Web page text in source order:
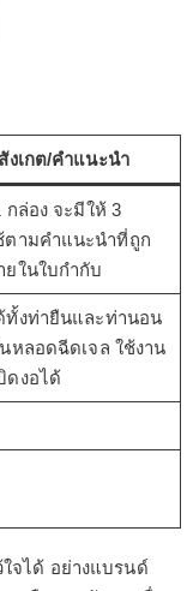
งเกต/คำแนะนำ
กล่อง จะมีให้ 3
ตามคำแนะนำที่ถูก
ยในใบกำกับ
ทั้งท่ายืนและท่านอน
นหลอดฉีดเจล ใช้งาน
ดงอได้
จได้ อย่างแบรนด์